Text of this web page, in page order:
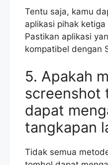
Tentu saja, kamu
aplikasi pihak
Pastikan aplikasi
kompatibel dengan
5. Apakah
screenshot
dapat
tangkapan
Tidak semua